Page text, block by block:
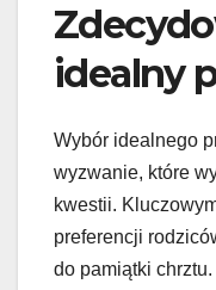
idealny
Wybór idealnego
wyzwanie, które
kwestii.
preferencji
do pamiątki